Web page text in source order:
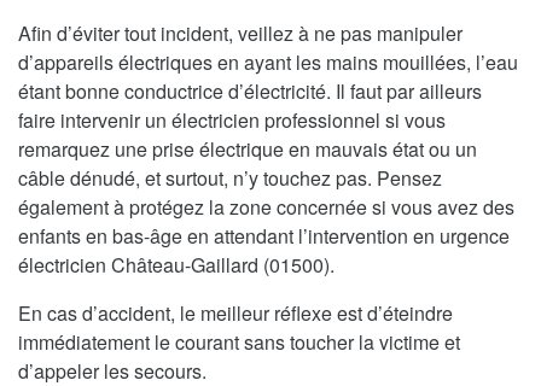
Afin d’éviter tout incident, veillez à ne pas manipuler
d’appareils électriques en ayant les mains mouillées, l’eau
étant bonne conductrice d’électricité. Il faut par ailleurs
faire intervenir un électricien professionnel si vous
remarquez une prise électrique en mauvais état ou un
câble dénudé, et surtout, n’y touchez pas. Pensez
également à protégez la zone concernée si vous avez des
enfants en bas-âge en attendant l’intervention en urgence
électricien Château-Gaillard (01500).
En cas d’accident, le meilleur réflexe est d’éteindre
immédiatement le courant sans toucher la victime et
d’appeler les secours.